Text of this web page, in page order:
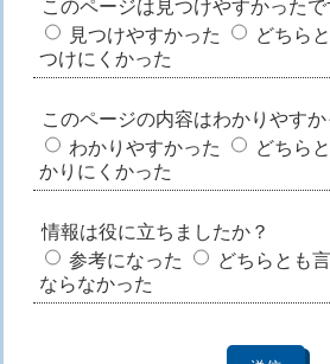
このページは見つけやすかったで
見つけやすかった
どちら
つけにくかった
このページの内容はわかりやすか
わかりやすかった
どちら
かりにくかった
情報は役に立ちましたか？
参考になった
どちらとも
ならなかった